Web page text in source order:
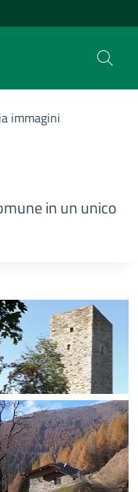
immagini
in un unico